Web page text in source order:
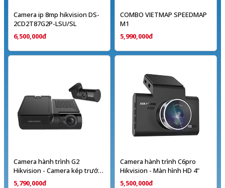
Camera ip 8mp hikvision DS-
2CD2T87G2P-LSU/SL
6,500,000đ
COMBO VIETMAP SPEEDMAP
M1
5,990,000đ
Camera hành trình G2
Hikvision - Camera kép trước
+ Sau
5,790,000đ
Camera hành trình C6pro
Hikvision - Màn hình HD 4"
5,500,000đ